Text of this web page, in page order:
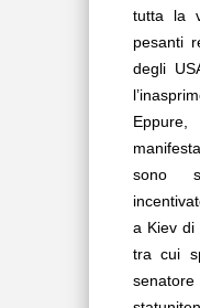
tutta la
pesanti
degli
sono
a Kiev di
tra cui